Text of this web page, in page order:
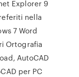
Explorer 9
nella
7 Word
Ortografia
AutoCAD
per PC